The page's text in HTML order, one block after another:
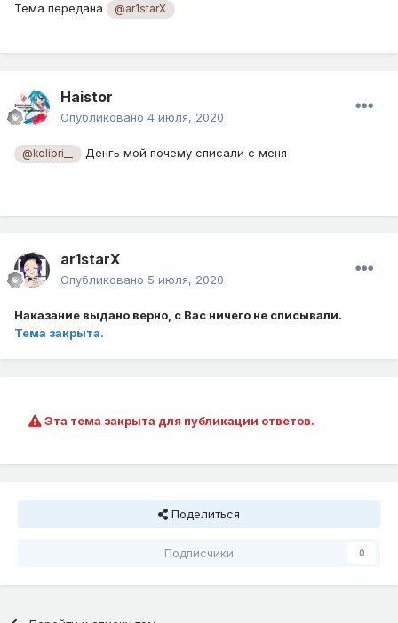
Тема передана
@ar1starX
Haistor
Опубликовано 4 июля, 2020
@kolibri__ Денгь мой почему списали с меня
ar1starX
Опубликовано 5 июля, 2020
Наказание выдано верно, с Вас ничего не списывали.
Тема закрыта.
Эта тема закрыта для публикации ответов.
Поделиться
Подписчики 0